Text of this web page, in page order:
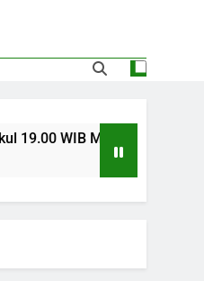
Menghadirkan